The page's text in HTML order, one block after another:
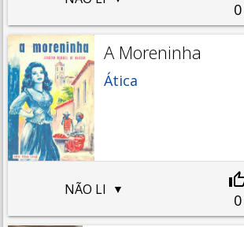
0
A Moreninha
Ática
NÃO LI
0